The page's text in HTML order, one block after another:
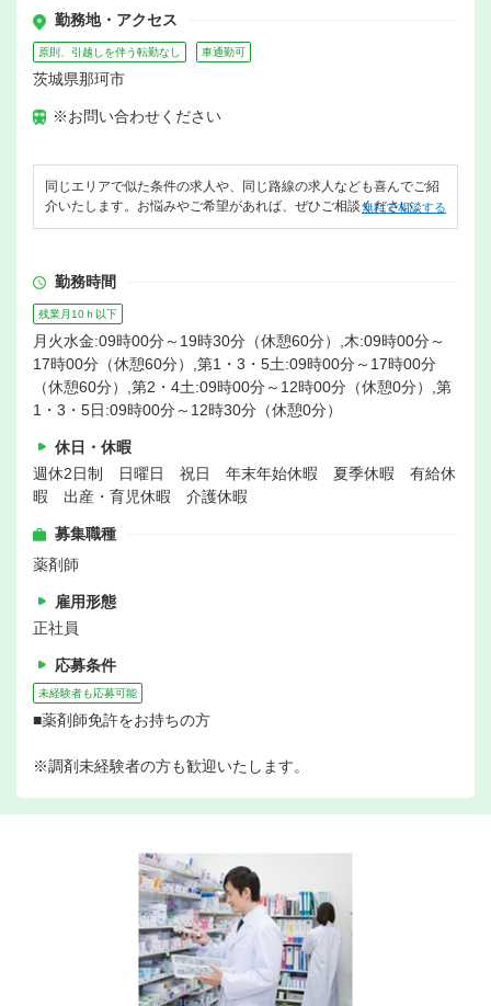
勤務地・アクセス
原則、引越しを伴う転勤なし 車通勤可
茨城県那珂市
※お問い合わせください
同じエリアで似た条件の求人や、同じ路線の求人なども喜んでご紹
介いたします。お悩みやご希望があれば、ぜひご相談ください。
無料で相談する
勤務時間
残業月10ｈ以下
月火水金:09時00分～19時30分（休憩60分）,木:09時00分～
17時00分（休憩60分）,第1・3・5土:09時00分～17時00分
（休憩60分）,第2・4土:09時00分～12時00分（休憩0分）,第
1・3・5日:09時00分～12時30分（休憩0分）
休日・休暇
週休2日制 日曜日 祝日 年末年始休暇 夏季休暇 有給休
暇 出産・育児休暇 介護休暇
募集職種
薬剤師
雇用形態
正社員
応募条件
未経験者も応募可能
■薬剤師免許をお持ちの方
※調剤未経験者の方も歓迎いたします。